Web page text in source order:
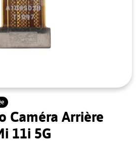
Caméra Arrière
11i 5G